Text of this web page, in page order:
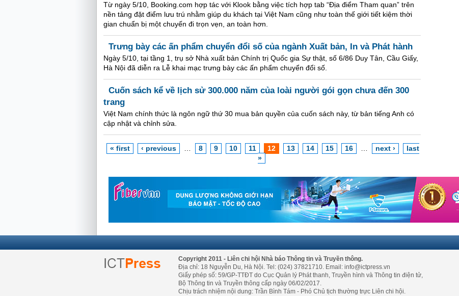
Từ ngày 5/10, Booking.com hợp tác với Klook bằng việc tích hợp tab “Địa điểm Tham quan” trên
nền tảng đặt điểm lưu trú nhằm giúp du khách tại Việt Nam cũng như toàn thế giới tiết kiệm thời
gian chuẩn bị một chuyến đi trọn vẹn, an toàn hơn.
Trưng bày các ấn phẩm chuyển đổi số của ngành Xuất bản, In và Phát hành
Ngày 5/10, tại tầng 1, trụ sở Nhà xuất bản Chính trị Quốc gia Sự thật, số 6/86 Duy Tân, Cầu Giấy,
Hà Nội đã diễn ra Lễ khai mạc trưng bày các ấn phẩm chuyển đổi số.
Cuốn sách kể về lịch sử 300.000 năm của loài người gói gọn chưa đến 300
trang
Việt Nam chính thức là ngôn ngữ thứ 30 mua bản quyền của cuốn sách này, từ bản tiếng Anh có
cập nhật và chỉnh sửa.
« first ‹ previous 8 9 10 11 12 13 14 15 16 next ›
last
»
Copyright 2011 - Liên chi hội Nhà báo Thông tin và Truyền thông.
Địa chỉ: 18 Nguyễn Du, Hà Nội. Tel: (024) 37821710. Email: info@ictpress.vn
Giấy phép số: 59/GP-TTĐT do Cục Quản lý Phát thanh, Truyền hình và Thông tin điện tử,
Bộ Thông tin và Truyền thông cấp ngày 06/02/2017.
Chịu trách nhiệm nội dung: Trần Bình Tám - Phó Chủ tịch thường trực Liên chi hội.